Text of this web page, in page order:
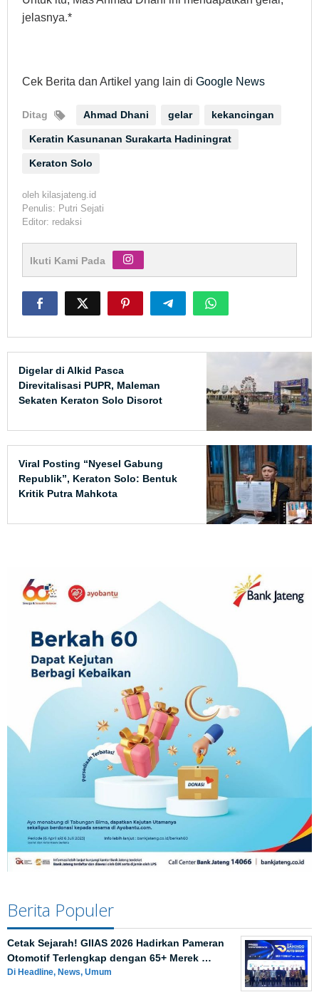
jelasnya.*
Cek Berita dan Artikel yang lain di Google News
Ditag Ahmad Dhani gelar kekancingan
Keratin Kasunanan Surakarta Hadiningrat
Keraton Solo
oleh kilasjateng.id
Penulis: Putri Sejati
Editor: redaksi
Ikuti Kami Pada
Digelar di Alkid Pasca
Direvitalisasi PUPR, Maleman
Sekaten Keraton Solo Disorot
Viral Posting “Nyesel Gabung
Republik”, Keraton Solo: Bentuk
Kritik Putra Mahkota
Berita Populer
Cetak Sejarah! GIIAS 2026 Hadirkan Pameran
Otomotif Terlengkap dengan 65+ Merek …
Di Headline, News, Umum